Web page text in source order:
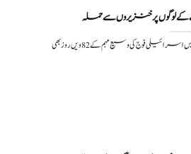
فوج کی وسیع مہم کے 82ویں روز بھی